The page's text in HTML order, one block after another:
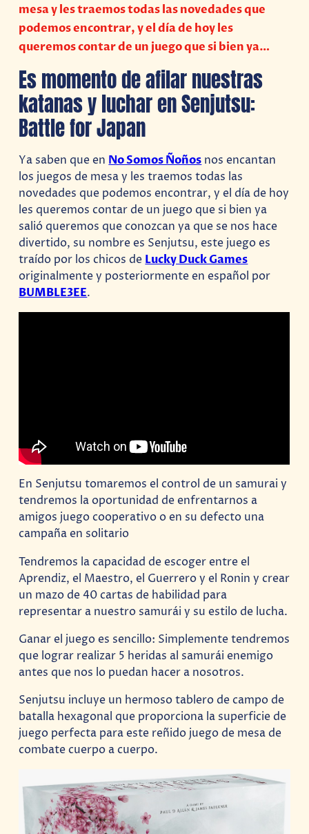
mesa y les traemos todas las novedades que
podemos encontrar, y el día de hoy les
queremos contar de un juego que si bien ya…
Es momento de afilar nuestras
katanas y luchar en Senjutsu:
Battle for Japan
Ya saben que en No Somos Ñoños nos encantan
los juegos de mesa y les traemos todas las
novedades que podemos encontrar, y el día de hoy
les queremos contar de un juego que si bien ya
salió queremos que conozcan ya que se nos hace
divertido, su nombre es Senjutsu, este juego es
traído por los chicos de Lucky Duck Games
originalmente y posteriormente en español por
BUMBLE3EE.
En Senjutsu tomaremos el control de un samurai y
tendremos la oportunidad de enfrentarnos a
amigos juego cooperativo o en su defecto una
campaña en solitario
Tendremos la capacidad de escoger entre el
Aprendiz, el Maestro, el Guerrero y el Ronin y crear
un mazo de 40 cartas de habilidad para
representar a nuestro samurái y su estilo de lucha.
Ganar el juego es sencillo: Simplemente tendremos
que lograr realizar 5 heridas al samurái enemigo
antes que nos lo puedan hacer a nosotros.
Senjutsu incluye un hermoso tablero de campo de
batalla hexagonal que proporciona la superficie de
juego perfecta para este reñido juego de mesa de
combate cuerpo a cuerpo.